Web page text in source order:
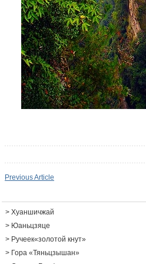
Previous Article
> Хуаншичжай
> Юаньцзяце
> Ручеек«золотой кнут»
> Гора «Тяньцзышан»